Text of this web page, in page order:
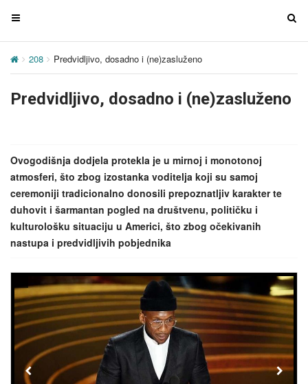
T
g
e
i
g
a
t
i
o
T
e
208 Predvidljivo, dosadno i (ne)zasluženo
Predvidljivo, dosadno i (ne)zasluženo
Ovogodišnja dodjela protekla je u mirnoj i monotonoj
atmosferi, što zbog izostanka voditelja koji su samoj
ceremoniji tradicionalno donosili prepoznatljiv karakter te
duhovit i šarmantan pogled na društvenu, političku i
kulturološku situaciju u Americi, što zbog očekivanih
nastupa i predvidljivih pobjednika